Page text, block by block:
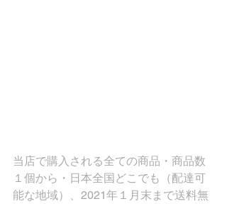
当店で購入される全ての商品・商品数
１個から・日本全国どこでも（配達可
能な地域）、2021年１月末まで送料無